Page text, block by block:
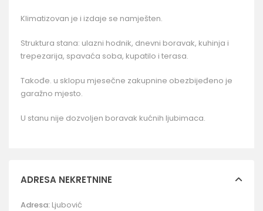
Klimatizovan je i izdaje se namješten.
Struktura stana: ulazni hodnik, dnevni boravak, kuhinja i
trepezarija, spavaća soba, kupatilo i terasa.
Takođe. u sklopu mjesečne zakupnine obezbijeđeno je
garažno mjesto.
U stanu nije dozvoljen boravak kućnih ljubimaca.
ADRESA NEKRETNINE
Adresa: Ljubović